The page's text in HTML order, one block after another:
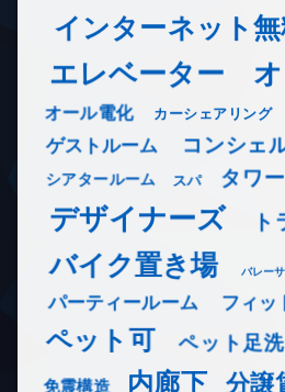
インターネット
エレベーター
オール電化 カーシェアリング
ゲストルーム コンシェ
シアタールーム スパ タワ
デザイナーズ ト
バイク置き場 バレー
パーティールーム フィッ
ペット可 ペット足
免震構造 内廊下 分譲